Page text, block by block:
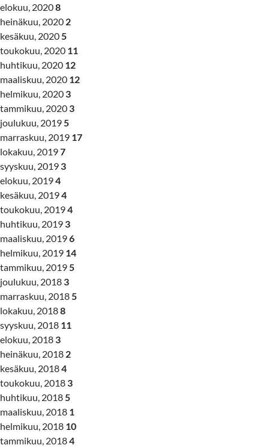
elokuu, 20208
heinäkuu, 2020 2
kesäkuu, 20205
toukokuu, 2020 11
huhtikuu, 2020 12
maaliskuu, 2020 12
helmikuu, 2020 3
tammikuu, 2020 3
joulukuu, 20195
marraskuu, 2019 17
lokakuu, 20197
syyskuu, 2019 3
elokuu, 20194
kesäkuu, 20194
toukokuu, 20194
huhtikuu, 2019 3
maaliskuu, 20196
helmikuu, 2019 14
tammikuu, 20195
joulukuu, 2018 3
marraskuu, 20185
lokakuu, 20188
syyskuu, 2018 11
elokuu, 2018 3
heinäkuu, 2018 2
kesäkuu, 20184
toukokuu, 2018 3
huhtikuu, 20185
maaliskuu, 2018 1
helmikuu, 2018 10
tammikuu, 20184